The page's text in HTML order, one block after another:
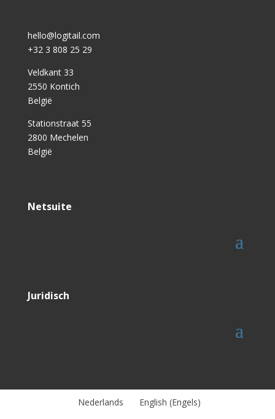
hello@logitail.com
+32 3 808 25 29
Veldkant 33
2550 Kontich
België
Stationstraat 55
2800 Mechelen
België
Netsuite
Juridisch
Nederlands English (Engels)